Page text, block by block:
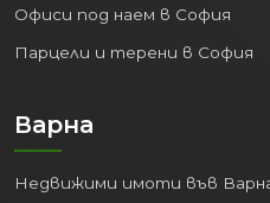
концентрация
най-ниска
Офиси под наем в София
Парцели и терени в София
Варна
Недвижими имоти във